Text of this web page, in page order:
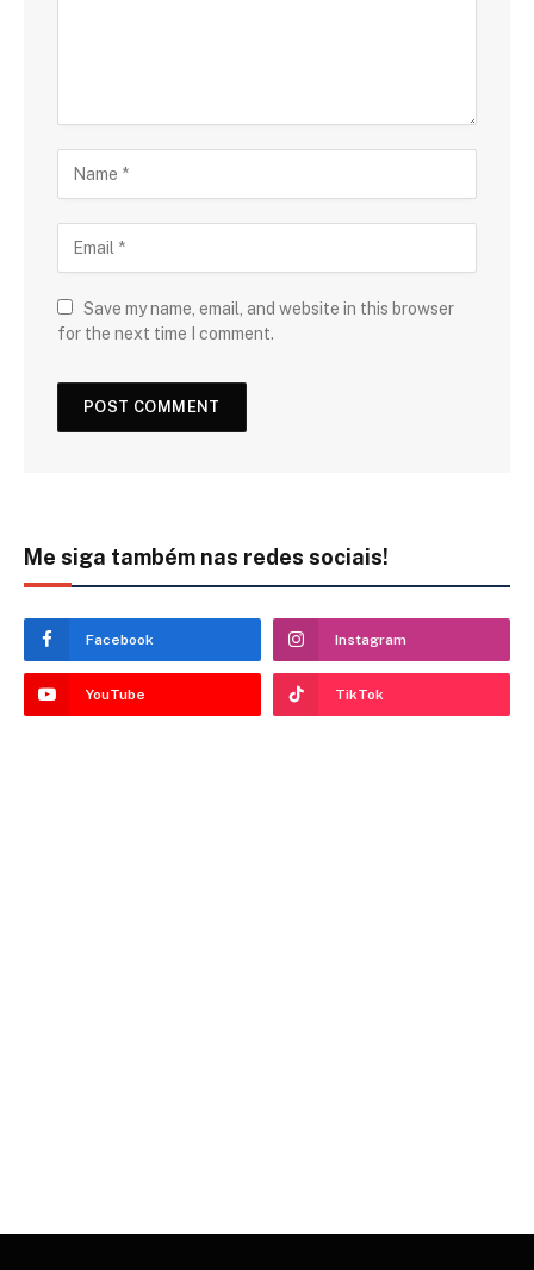
Save my name, email, and website in this browser
for the next time I comment.
Me siga também nas redes sociais!
Facebook Instagram
YouTube TikTok